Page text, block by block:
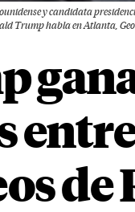
y candidata
Trump habla en Atlanta,
de